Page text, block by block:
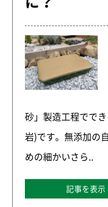
砂」製造工程でで
岩)です。無添加の
めの細かいさら..
記事を表示